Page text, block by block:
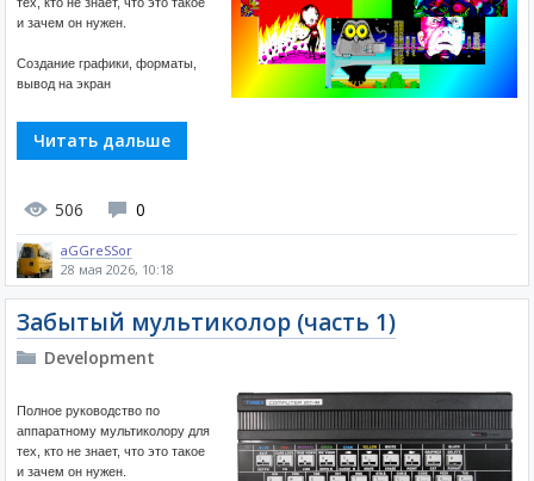
и зачем он нужен.
Создание графики, форматы,
вывод на экран
Читать дальше
506 0
aGGreSSor
28 мая 2026, 10:18
Забытый мультиколор (часть 1)
Development
Полное руководство по
аппаратному мультиколору для
тех, кто не знает, что это такое
и зачем он нужен.